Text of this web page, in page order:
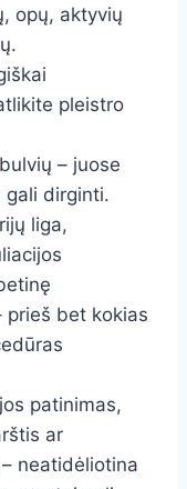
opų, aktyvių
pleistro
– juose
gali dirginti.
liga,
prieš bet kokias
patinimas,
ar
neatidėliotina